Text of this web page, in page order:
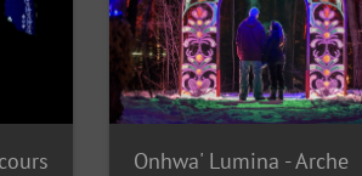
Onhwa' Lumina - Arche